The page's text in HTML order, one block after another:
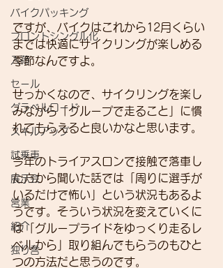
バイクパッキング
フロントシングル化
入荷
セール
グラベルロード
スキルアップ
試乗車
展示会
営業
紹介
独り言
ですが、バイクはこれから12月くらい
までは快適にサイクリングが楽しめる
季節なんですよ。
せっかくなので、サイクリングを楽し
みながら「グループで走ること」に慣
れてもらえると良いかなと思います。
今年のトライアスロンで接触で落車し
た方から聞いた話では「周りに選手が
いるだけで怖い」という状況もあるよ
うです。そういう状況を変えていくに
は「グループライドをゆっくり走るレ
ベルから」取り組んでもらうのもひと
つの方法だと思うのです。